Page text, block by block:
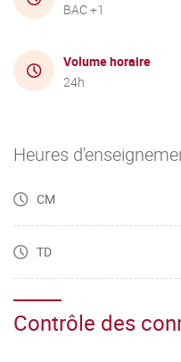
BAC +1
Volume horaire
24h
Heures
CM
TD
Contrôle des